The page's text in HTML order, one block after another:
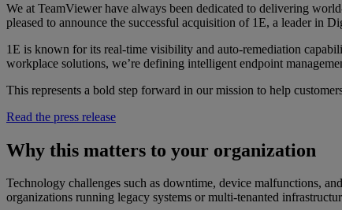
We at TeamViewer have always been dedicated to delivering
pleased to announce the successful acquisition of 1E, a leader in
1E is known for its real-time visibility and auto-remediation
workplace solutions, we’re defining intelligent endpoint
This represents a bold step forward in our mission to help
Read the press release
Why this matters to your organization
Technology challenges such as downtime, device malfunctions,
organizations running legacy systems or multi-tenanted